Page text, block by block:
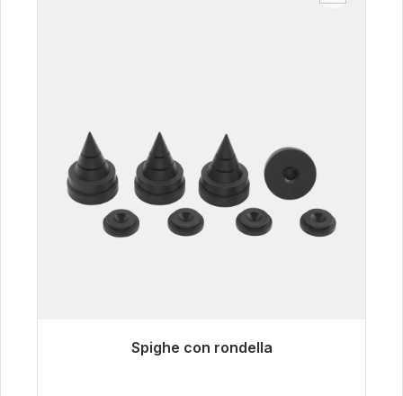
Spighe con rondella
Pronto per la spedizione immediata, tempo di